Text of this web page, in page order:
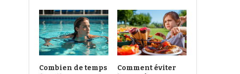
Combien de temps
Comment éviter